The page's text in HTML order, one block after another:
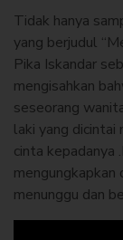
Tidak hanya
yang berjudul
Pika Iskandar
mengisahkan
seseorang
laki yang dicintai
cinta kepadanya
mengungkapkan
menunggu dan